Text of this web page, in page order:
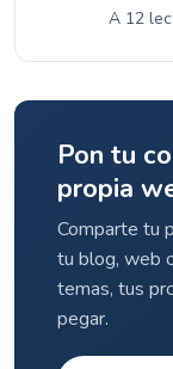
A 12
Pon tu
propia
Comparte tu
tu blog, web
temas, tus
pegar.